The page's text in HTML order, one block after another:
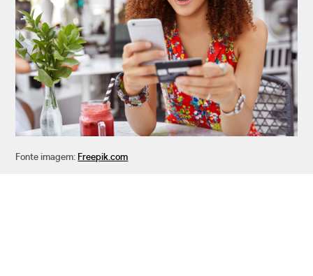
Fonte imagem: Freepik.com